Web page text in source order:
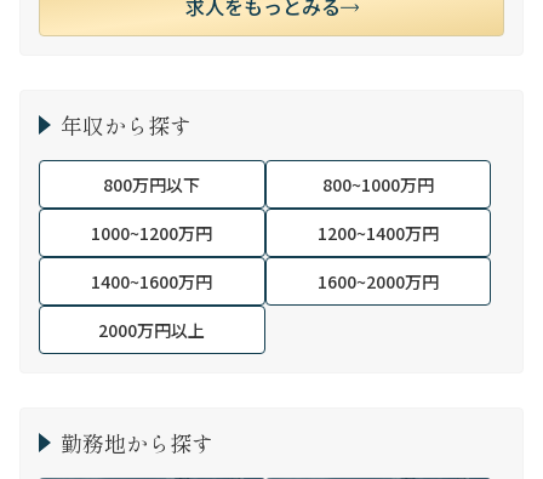
求人をもっとみる
年収から探す
800万円以下
800~1000万円
1000~1200万円
1200~1400万円
1400~1600万円
1600~2000万円
2000万円以上
勤務地から探す